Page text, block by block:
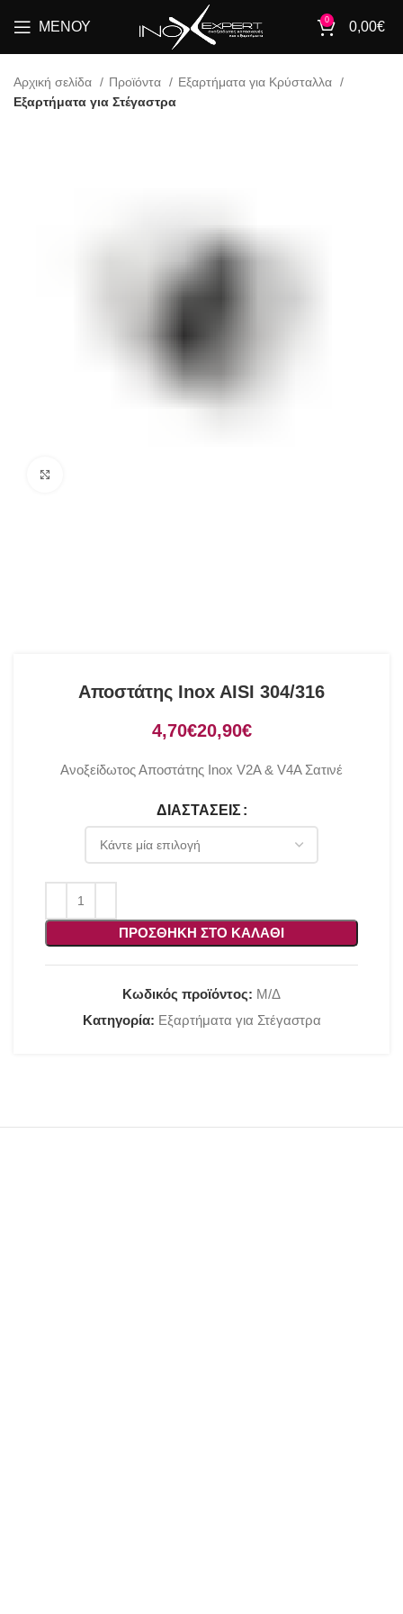
ΜΕΝΟΎ 0 0,00€
Αρχική σελίδα Προϊόντα
Εξαρτήματα για Κρύσταλλα
Εξαρτήματα για Στέγαστρα
Αποστάτης Inox AISI 304/316
€
€
Ανοξείδωτος Αποστάτης Inox V2A & V4A Σατινέ
ΔΙΑΣΤΆΣΕΙΣ
ΠΡΟΣΘΉΚΗ ΣΤΟ ΚΑΛΆΘΙ
Κωδικός προϊόντος: Μ/Δ
Κατηγορία: Εξαρτήματα για Στέγαστρα